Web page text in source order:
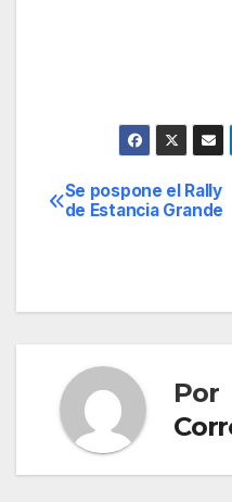
Navegación
Se pospone el Rally
de Estancia Grande
Por